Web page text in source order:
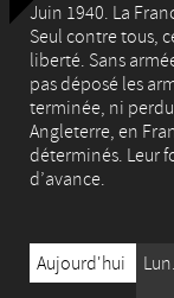
Juin 1940. La
Seul contre tous,
liberté. Sans
pas déposé les
terminée, ni
Angleterre, en
déterminés. Leur
d’avance.
Aujourd'hui